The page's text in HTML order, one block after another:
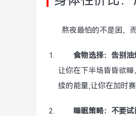
熬夜最怕的不是困，
食物选择：告别
让你在下半场昏昏欲
续的能量,让你在加时
睡眠策略：不要试